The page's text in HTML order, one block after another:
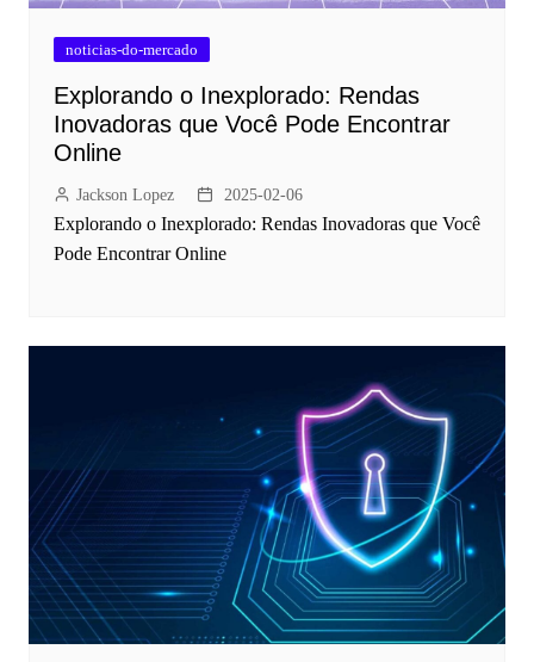
noticias-do-mercado
Explorando o Inexplorado: Rendas
Inovadoras que Você Pode Encontrar
Online
Jackson Lopez 2025-02-06
Explorando o Inexplorado: Rendas Inovadoras que Você
Pode Encontrar Online